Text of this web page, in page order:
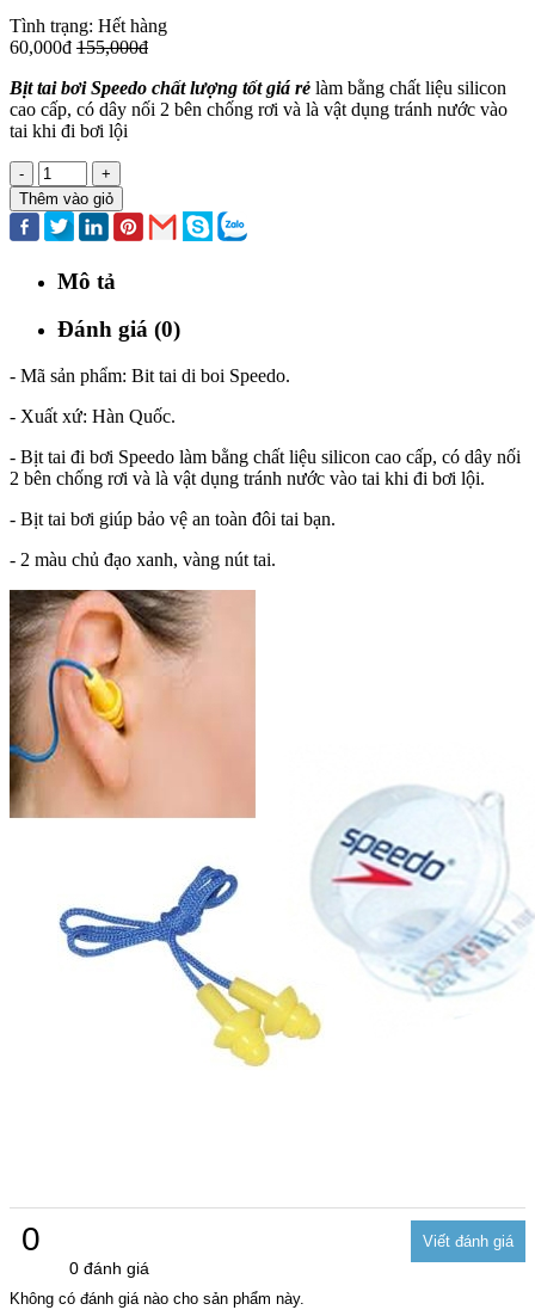
Tình trạng: Hết hàng
60,000đ 155,000đ
Bịt tai bơi Speedo chất lượng tốt giá rẻ làm bằng chất liệu silicon
cao cấp, có dây nối 2 bên chống rơi và là vật dụng tránh nước vào
tai khi đi bơi lội
-
+
Thêm vào giỏ
Mô tả
Đánh giá (0)
- Mã sản phẩm: Bit tai di boi Speedo.
- Xuất xứ: Hàn Quốc.
- Bịt tai đi bơi Speedo làm bằng chất liệu silicon cao cấp, có dây nối
2 bên chống rơi và là vật dụng tránh nước vào tai khi đi bơi lội.
- Bịt tai bơi giúp bảo vệ an toàn đôi tai bạn.
- 2 màu chủ đạo xanh, vàng nút tai.
0
0 đánh giá
Không có đánh giá nào cho sản phẩm này.